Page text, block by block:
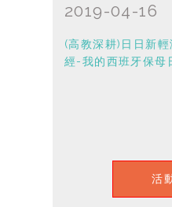
2019-04-16
(高教深耕)日日新
經-我的西班牙保母
活